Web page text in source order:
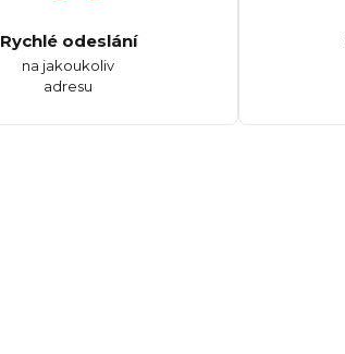
Rychlé odeslání
na jakoukoliv
adresu